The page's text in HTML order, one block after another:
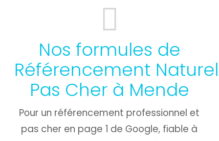
Nos formules de
Référencement Naturel
Pas Cher à Mende
Pour un référencement professionnel et
pas cher en page 1 de Google, fiable à